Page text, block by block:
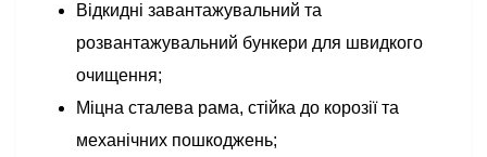
Відкидні завантажувальний та
розвантажувальний бункери для швидкого
очищення;
Міцна сталева рама, стійка до корозії та
механічних пошкоджень;